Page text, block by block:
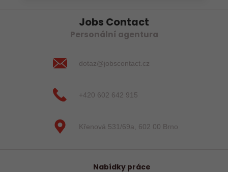
Jobs Contact
Personální agentura
dotaz@jobscontact.cz
+420 602 642 915
Křenová 531/69a, 602 00 Brno
Nabídky práce